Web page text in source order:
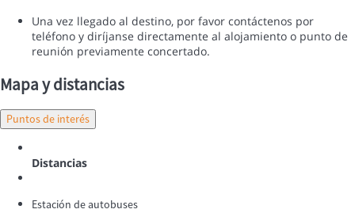
Una vez llegado al destino, por favor contáctenos por
teléfono y diríjanse directamente al alojamiento o punto de
reunión previamente concertado.
Mapa y distancias
Puntos de interés
Distancias
Estación de autobuses